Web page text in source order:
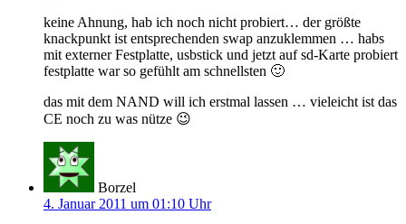
keine Ahnung, hab ich noch nicht probiert… der größte
knackpunkt ist entsprechenden swap anzuklemmen … habs
mit externer Festplatte, usbstick und jetzt auf sd-Karte probiert
festplatte war so gefühlt am schnellsten 🙂
das mit dem NAND will ich erstmal lassen … vieleicht ist das
CE noch zu was nütze 😉
Borzel
4. Januar 2011 um 01:10 Uhr